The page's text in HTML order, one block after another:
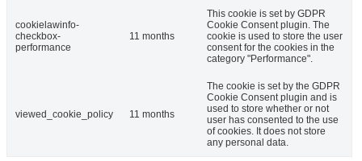
cookielawinfo-
checkbox-
performance
11 months
This cookie is set by GDPR
Cookie Consent plugin. The
cookie is used to store the user
consent for the cookies in the
category "Performance".
viewed_cookie_policy 11 months
The cookie is set by the GDPR
Cookie Consent plugin and is
used to store whether or not
user has consented to the use
of cookies. It does not store
any personal data.